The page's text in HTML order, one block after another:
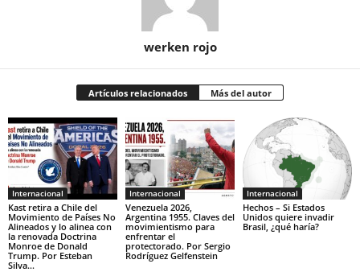
werken rojo
Artículos relacionados Más del autor
Internacional
Kast retira a Chile del
Movimiento de Países No
Alineados y lo alinea con
la renovada Doctrina
Monroe de Donald
Trump. Por Esteban
Silva...
Internacional
Venezuela 2026,
Argentina 1955. Claves del
movimientismo para
enfrentar el
protectorado. Por Sergio
Rodríguez Gelfenstein
Internacional
Hechos – Si Estados
Unidos quiere invadir
Brasil, ¿qué haría?